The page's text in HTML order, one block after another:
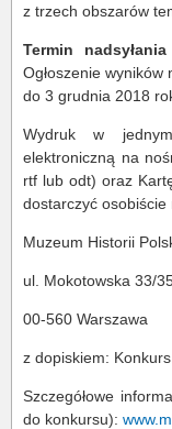
z trzech obszarów
Termin
Ogłoszenie wyników
do 3 grudnia 2018
Wydruk w
elektroniczną na
rtf lub odt) oraz
dostarczyć osobiście
Muzeum Historii
ul. Mokotowska 33/
00-560 Warszawa
z dopiskiem: Konkurs
Szczegółowe
do konkursu):